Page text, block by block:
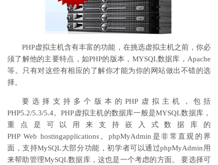
PHP虚拟主机含有丰富的功能，在挑选虚拟主机之前，你必
须了解他的主要特点，如PHP的版本，MYSQL数据库，Apache
等。只有对这些有相应的了解你才能为你的网站做出不错的选
择。
要选择支持多个版本的PHP虚拟主机，包括
PHP5.2/5.3/5.4。PHP虚拟主机的数据库一般是MYSQL数据库，
重点是可以用来支持嵌入式数据库的
PHP Web hostingapplications。phpMyAdmin是非常直观的界
面，支持MySQL大部分功能，初学者可以通过phpMyAdmin用
来帮助管理MySQL数据库，这也是一个考虑的方面。 要选择可